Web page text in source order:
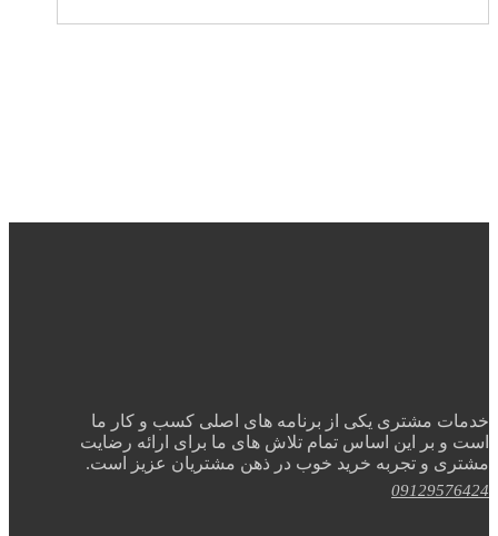
خدمات مشتری یکی از برنامه های اصلی کسب و کار ما
است و بر این اساس تمام تلاش های ما برای ارائه رضایت
مشتری و تجربه خرید خوب در ذهن مشتریان عزیز است.
09129576424